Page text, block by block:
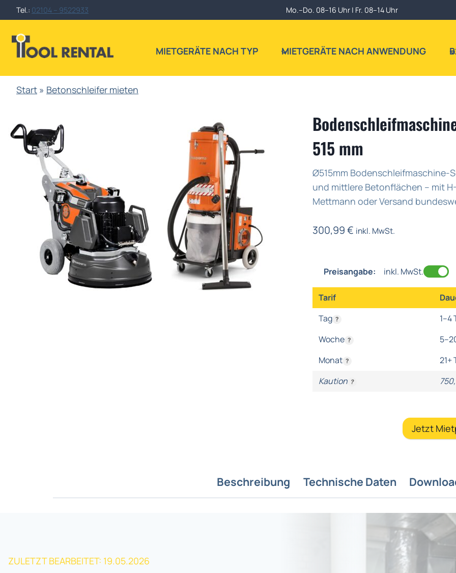
Zum
Inhalt
springen
Tel.: 02104 – 9522933 Mo.–Do. 08–16 Uhr | Fr. 08–14 Uhr
MIETGERÄTE NACH TYP MIETGERÄTE NACH ANWENDUNG
Start » Betonschleifer mieten
515 mm
Ø515mm Bodenschleifmaschine-
und mittlere Betonflächen – mit
Mettmann oder Versand
300,99€ inkl. MwSt.
Preisangabe: inkl. MwSt.
Tarif
Tag ?
1–4
Woche ?
Monat ?
21+
Kaution ?
Jetzt
Beschreibung Technische Daten
ZULETZT BEARBEITET: 19.05.2026